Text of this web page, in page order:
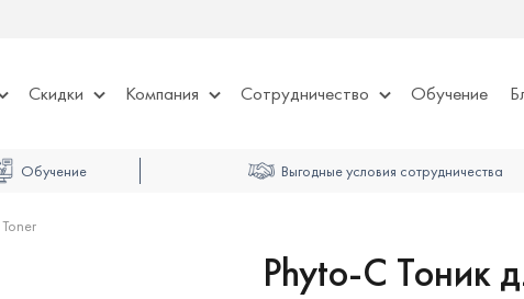
Скидки Компания Сотрудничество Обучение
Обучение Выгодные условия сотрудничества
Phyto-C Тоник